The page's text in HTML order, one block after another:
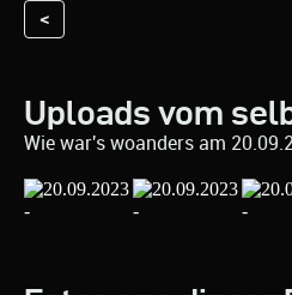
<
Uploads vom
Wie war's woanders am